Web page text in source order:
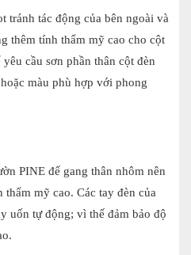
tránh tác động của bên ngoài và
thêm tính thẩm mỹ cao cho cột
cầu sơn phần thân cột đèn
màu phù hợp với phong
PINE đế gang thân nhôm nên
mỹ cao. Các tay đèn của
uốn tựđộng; vì thế đảm bảo độ